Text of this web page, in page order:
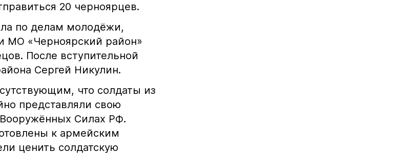
20 черноярцев.
по делам молодёжи,
МО «Черноярский район»
После вступительной
Сергей Никулин.
что солдаты из
представляли свою
Силах РФ.
к армейским
ценить солдатскую